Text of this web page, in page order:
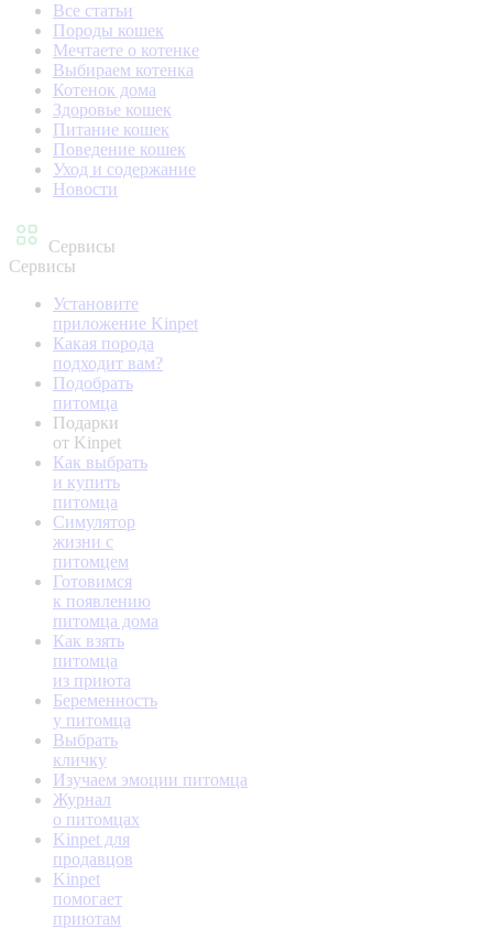
Все статьи
Породы кошек
Мечтаете о котенке
Выбираем котенка
Котенок дома
Здоровье кошек
Питание кошек
Поведение кошек
Уход и содержание
Новости
Сервисы
Сервисы
Установите
приложение Kinpet
Какая порода
подходит вам?
Подобрать
питомца
Подарки
от Kinpet
Как выбрать
и купить
питомца
Симулятор
жизни с
питомцем
Готовимся
к появлению
питомца дома
Как взять
питомца
из приюта
Беременность
у питомца
Выбрать
кличку
Изучаем эмоции питомца
Журнал
о питомцах
Kinpet для
продавцов
Kinpet
помогает
приютам